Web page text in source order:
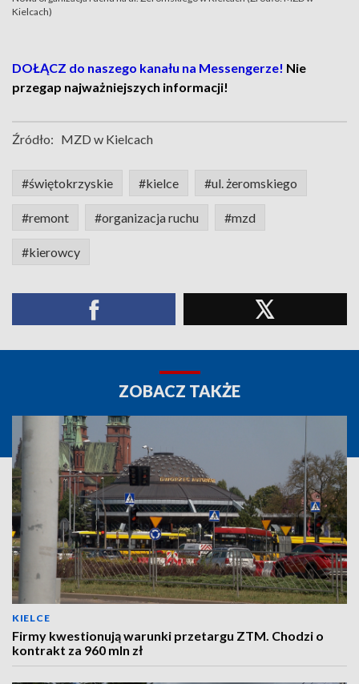
Kielcach)
DOŁĄCZ do naszego kanału na Messengerze! Nie
przegap najważniejszych informacji!
Źródło: MZD w Kielcach
#świętokrzyskie #kielce #ul. żeromskiego
#remont #organizacja ruchu #mzd
#kierowcy
ZOBACZ TAKŻE
KIELCE
Firmy kwestionują warunki przetargu ZTM. Chodzi o
kontrakt za 960 mln zł